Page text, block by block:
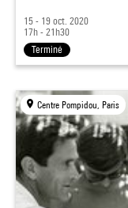
15 - 19 oct. 2020
17h - 21h30
Terminé
Centre Pompidou, Paris